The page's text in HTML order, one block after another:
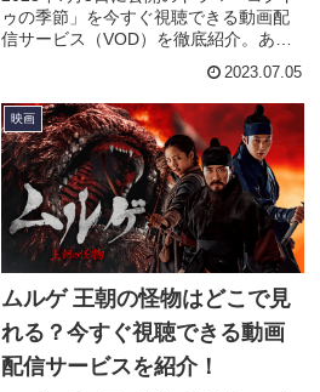
ゥの季節」を今すぐ視聴できる動画配
信サービス（VOD）を徹底紹介。あら
題歌の情報はもちろん、実際に見た人
の感想やレビューもまとめています。
2023.07.05
映画
ムルゲ 王朝の怪物はどこで見
れる？今すぐ視聴できる動画
配信サービスを紹介！